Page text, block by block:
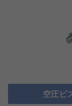
空圧ピ